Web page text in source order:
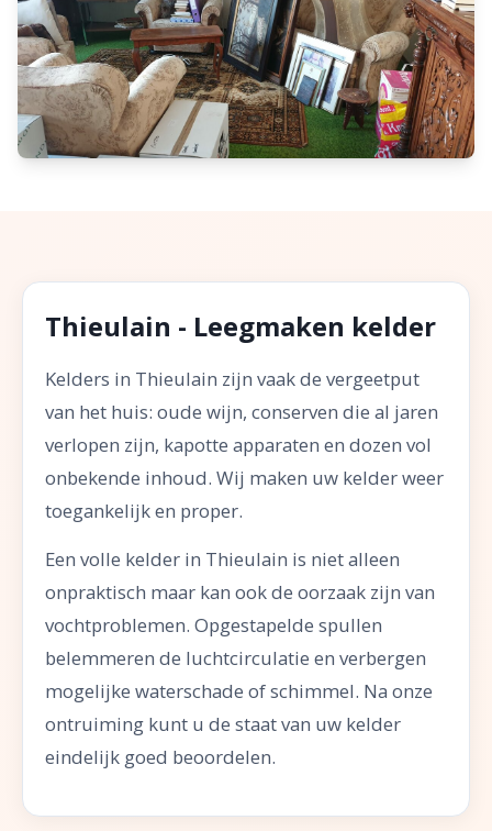
Thieulain - Leegmaken kelder
Kelders in Thieulain zijn vaak de vergeetput
van het huis: oude wijn, conserven die al jaren
verlopen zijn, kapotte apparaten en dozen vol
onbekende inhoud. Wij maken uw kelder weer
toegankelijk en proper.
Een volle kelder in Thieulain is niet alleen
onpraktisch maar kan ook de oorzaak zijn van
vochtproblemen. Opgestapelde spullen
belemmeren de luchtcirculatie en verbergen
mogelijke waterschade of schimmel. Na onze
ontruiming kunt u de staat van uw kelder
eindelijk goed beoordelen.